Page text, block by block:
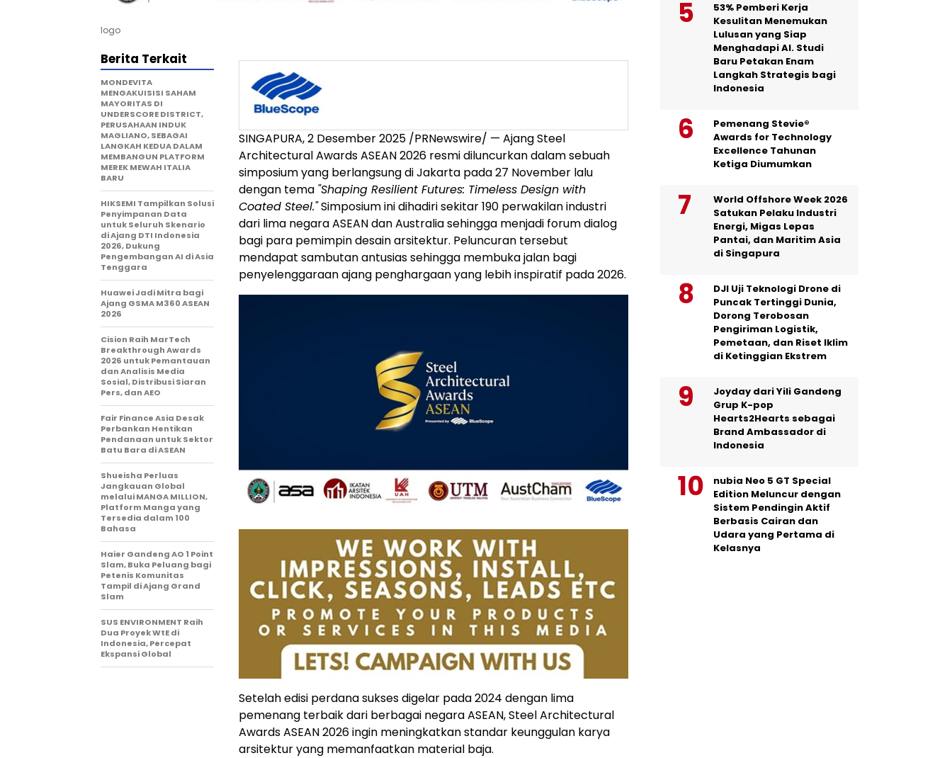
logo
SINGAPURA, 2 Desember 2025 /PRNewswire/ — Ajang Steel
Architectural Awards ASEAN 2026 resmi diluncurkan dalam sebuah
simposium yang berlangsung diJakarta pada 27 November lalu
dengan tema "Shaping Resilient Futures: Timeless Design with
Coated Steel."Simposium ini dihadiri sekitar 190 perwakilan industri
dari lima negara ASEAN danAustraliasehingga menjadi forum dialog
bagi para pemimpin desain arsitektur. Peluncuran tersebut
mendapat sambutan antusias sehingga membuka jalan bagi
penyelenggaraan ajang penghargaan yang lebih inspiratif pada 2026.
Setelah edisi perdana sukses digelar pada 2024 dengan lima
pemenang terbaik dari berbagai negara ASEAN, Steel Architectural
Awards ASEAN 2026 ingin meningkatkan standar keunggulan karya
arsitektur yang memanfaatkan material baja.
Berita Terkait
MONDEVITA
MENGAKUISISI SAHAM
MAYORITAS DI
UNDERSCORE DISTRICT,
PERUSAHAAN INDUK
MAGLIANO, SEBAGAI
LANGKAH KEDUA DALAM
MEMBANGUN PLATFORM
MEREK MEWAH ITALIA
BARU
HIKSEMI Tampilkan Solusi
Penyimpanan Data
untuk Seluruh Skenario
di Ajang DTI Indonesia
2026, Dukung
Pengembangan AI di Asia
Tenggara
Huawei Jadi Mitra bagi
Ajang GSMA M360 ASEAN
2026
Cision Raih MarTech
Breakthrough Awards
2026 untuk Pemantauan
dan Analisis Media
Sosial, Distribusi Siaran
Pers, dan AEO
Fair Finance Asia Desak
Perbankan Hentikan
Pendanaan untuk Sektor
Batu Bara di ASEAN
Shueisha Perluas
Jangkauan Global
melalui MANGA MILLION,
Platform Manga yang
Tersedia dalam 100
Bahasa
Haier Gandeng AO 1 Point
Slam, Buka Peluang bagi
Petenis Komunitas
Tampil di Ajang Grand
Slam
SUS ENVIRONMENT Raih
Dua Proyek WtE di
Indonesia, Percepat
Ekspansi Global
53% Pemberi Kerja
Kesulitan Menemukan
Lulusan yang Siap
Menghadapi AI. Studi
Baru Petakan Enam
Langkah Strategis bagi
Indonesia
Pemenang Stevie®
Awards for Technology
Excellence Tahunan
Ketiga Diumumkan
World Offshore Week 2026
Satukan Pelaku Industri
Energi, Migas Lepas
Pantai, dan Maritim Asia
di Singapura
DJI Uji Teknologi Drone di
Puncak Tertinggi Dunia,
Dorong Terobosan
Pengiriman Logistik,
Pemetaan, dan Riset Iklim
di Ketinggian Ekstrem
Joyday dari Yili Gandeng
Grup K-pop
Hearts2Hearts sebagai
Brand Ambassador di
Indonesia
nubia Neo 5 GT Special
Edition Meluncur dengan
Sistem Pendingin Aktif
Berbasis Cairan dan
Udara yang Pertama di
Kelasnya